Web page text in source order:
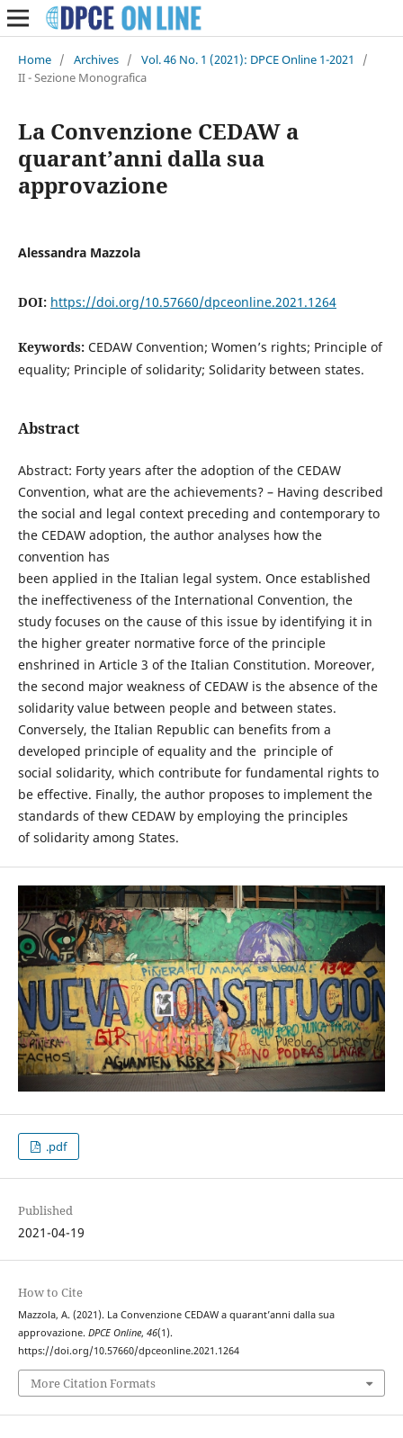
Home / Archives / Vol. 46 No. 1 (2021): DPCE Online 1-2021
/
II - Sezione Monografica
La Convenzione CEDAW a
quarant’anni dalla sua
approvazione
Alessandra Mazzola
DOI: https://doi.org/10.57660/dpceonline.2021.1264
Keywords: CEDAW Convention; Women’s rights; Principle of
equality; Principle of solidarity; Solidarity between states.
Abstract
Abstract: Forty years after the adoption of the CEDAW
Convention, what are the achievements? – Having described
the social and legal context preceding and contemporary to
the CEDAW adoption, the author analyses how the
convention has
been applied in the Italian legal system. Once established
the ineffectiveness of the International Convention, the
study focuses on the cause of this issue by identifying it in
the higher greater normative force of the principle
enshrined in Article 3 of the Italian Constitution. Moreover,
the second major weakness of CEDAW is the absence of the
solidarity value between people and between states.
Conversely, the Italian Republic can benefits from a
developed principle of equality and the principle of
social solidarity, which contribute for fundamental rights to
be effective. Finally, the author proposes to implement the
standards of thew CEDAW by employing the principles
of solidarity among States.
.pdf
Published
2021-04-19
How to Cite
Mazzola, A. (2021). La Convenzione CEDAW a quarant’anni dalla sua
approvazione. DPCE Online, 46(1).
https://doi.org/10.57660/dpceonline.2021.1264
More Citation Formats